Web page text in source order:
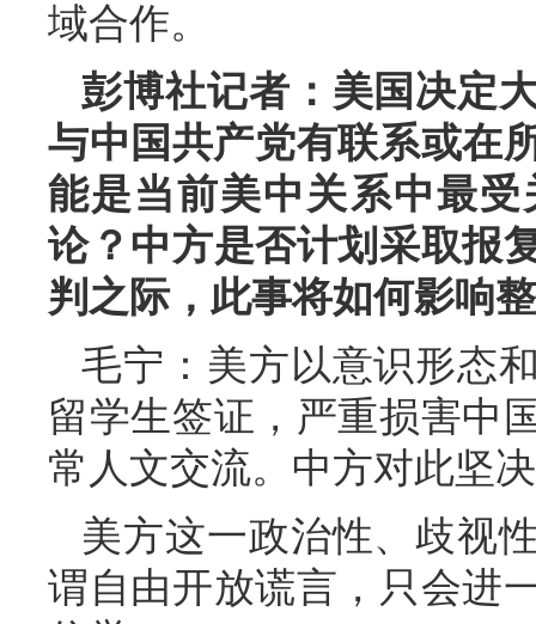
域合作。
彭博社记者：美国决定
与中国共产党有联系或在
能是当前美中关系中最
论？中方是否计划采取报
判之际，此事将如何影响
毛宁：美方以意识形态
留学生签证，严重损害中
常人文交流。中方对此坚
美方这一政治性、歧视
谓自由开放谎言，只会进